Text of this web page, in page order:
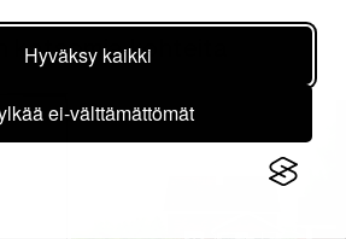
Hyväksy kaikki
ei-välttämättömät
katsomia kohteita